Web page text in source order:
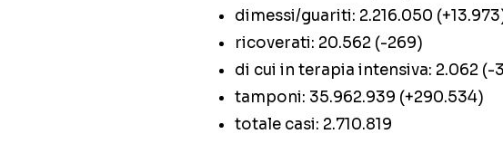
dimessi/guariti: 2.216.050
ricoverati: 20.562 (-269)
di cui in terapia intensiva: 2.062 (-
tamponi: 35.962.939 (+290.534)
totale casi: 2.710.819